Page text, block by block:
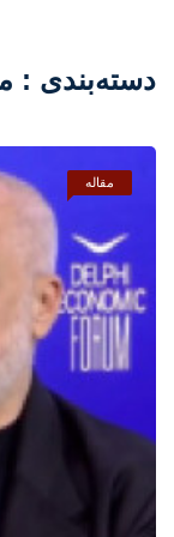
دسته‌بندی :
مقاله